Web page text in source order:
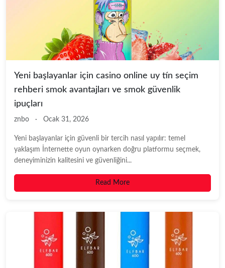
Yeni başlayanlar için casino online uy tín seçim
rehberi smok avantajları ve smok güvenlik
ipuçları
znbo · Ocak 31, 2026
Yeni başlayanlar için güvenli bir tercih nasıl yapılır: temel
yaklaşım İnternette oyun oynarken doğru platformu seçmek,
deneyiminizin kalitesini ve güvenliğini...
Read More